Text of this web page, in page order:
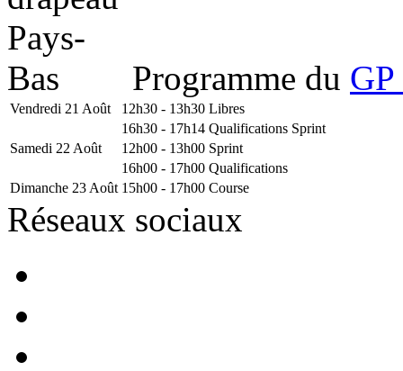
Programme du
Vendredi 21 Août 12h30 - 13h30 Libres
16h30 - 17h14 Qualifications Sprint
Samedi 22 Août
12h00 - 13h00 Sprint
16h00 - 17h00 Qualifications
Dimanche 23 Août 15h00 - 17h00 Course
Réseaux sociaux